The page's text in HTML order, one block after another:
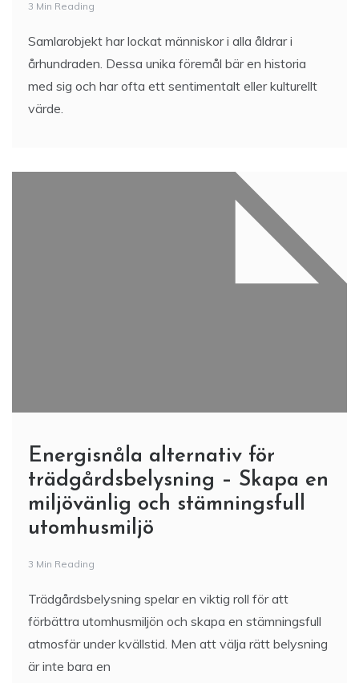
3 Min Reading
Samlarobjekt har lockat människor i alla åldrar i
århundraden. Dessa unika föremål bär en historia
med sig och har ofta ett sentimentalt eller kulturellt
värde.
Energisnåla alternativ för
trädgårdsbelysning – Skapa en
miljövänlig och stämningsfull
utomhusmiljö
3 Min Reading
Trädgårdsbelysning spelar en viktig roll för att
förbättra utomhusmiljön och skapa en stämningsfull
atmosfär under kvällstid. Men att välja rätt belysning
är inte bara en